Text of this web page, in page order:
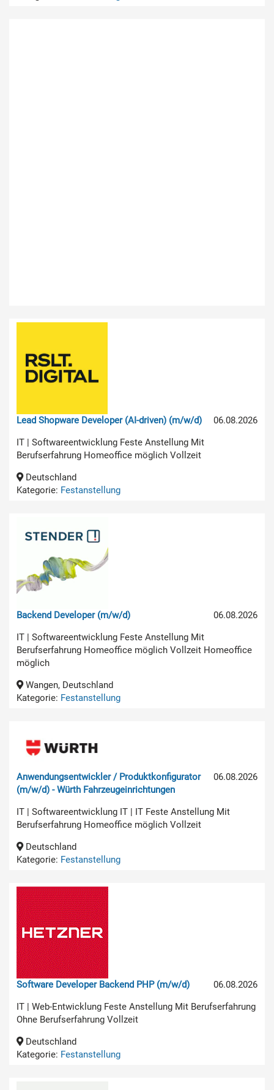
06.08.2026
Lead Shopware Developer (AI-driven) (m/w/d)
IT | Softwareentwicklung Feste Anstellung Mit
Berufserfahrung Homeoffice möglich Vollzeit
Deutschland
Kategorie: Festanstellung
06.08.2026
Backend Developer (m/w/d)
IT | Softwareentwicklung Feste Anstellung Mit
Berufserfahrung Homeoffice möglich Vollzeit Homeoffice
möglich
Wangen, Deutschland
Kategorie: Festanstellung
06.08.2026
Anwendungsentwickler / Produktkonfigurator
(m/w/d) - Würth Fahrzeugeinrichtungen
IT | Softwareentwicklung IT | IT Feste Anstellung Mit
Berufserfahrung Homeoffice möglich Vollzeit
Deutschland
Kategorie: Festanstellung
06.08.2026
Software Developer Backend PHP (m/w/d)
IT | Web-Entwicklung Feste Anstellung Mit Berufserfahrung
Ohne Berufserfahrung Vollzeit
Deutschland
Kategorie: Festanstellung